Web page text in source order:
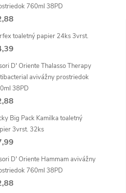
760ml 38PD
toaletný papier 24ks 3vrst.
D' Oriente Thalasso Therapy
avivážny prostriedok
38PD
Big Pack Kamilka toaletný
3vrst. 32ks
D' Oriente Hammam avivážny
760ml 38PD